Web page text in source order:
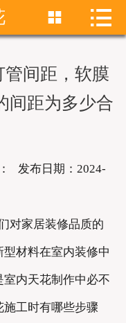
首页
成功案例
 
间距，软膜
间距为多少合
发布日期：2024-
对家居装修品质的
材料在室内装修中
内天花制作中必不
工时有哪些步骤